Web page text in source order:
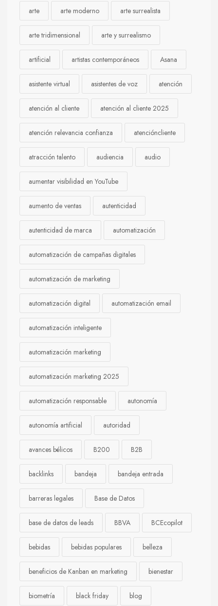
arte arte moderno arte surrealista
arte tridimensional arte y surrealismo
artificial artistas contemporáneos Asana
asistente virtual asistentes de voz atención
atención al cliente atención al cliente 2025
atención relevancia confianza atencióncliente
atracción talento audiencia audio
aumentar visibilidad en YouTube
aumento de ventas autenticidad
autenticidad de marca automatización
automatización de campañas digitales
automatización de marketing
automatización digital automatización email
automatización inteligente
automatización marketing
automatización marketing 2025
automatización responsable autonomía
autonomía artificial autoridad
avances bélicos B200 B2B
backlinks bandeja bandeja entrada
barreras legales Base de Datos
base de datos de leads BBVA BCEcopilot
bebidas bebidas populares belleza
beneficios de Kanban en marketing bienestar
biometría black friday blog